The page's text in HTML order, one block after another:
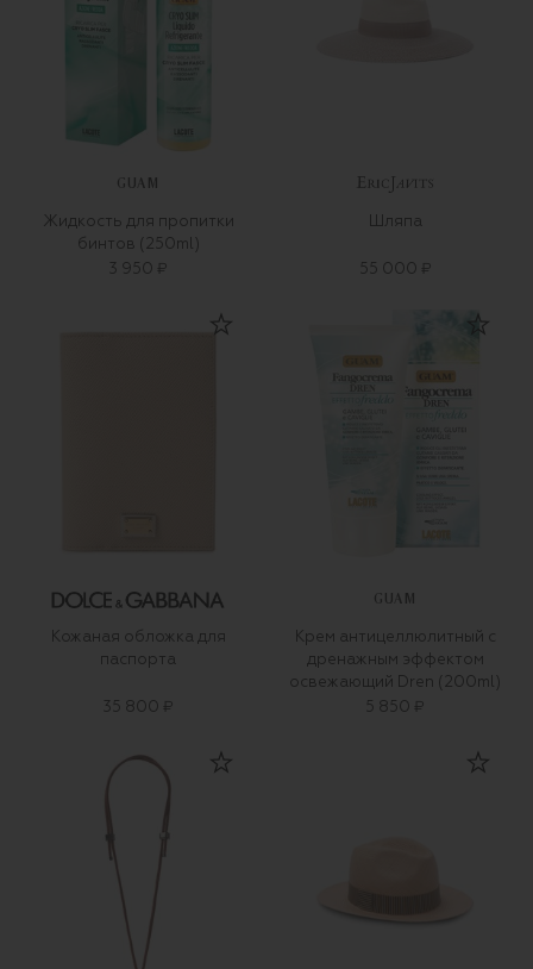
GUAM
Жидкость для пропитки
бинтов (250ml)
3 950 ₽
Шляпа
55 000 ₽
Кожаная обложка для
паспорта
35 800 ₽
GUAM
Крем антицеллюлитный с
дренажным эффектом
освежающий Dren (200ml)
5 850 ₽